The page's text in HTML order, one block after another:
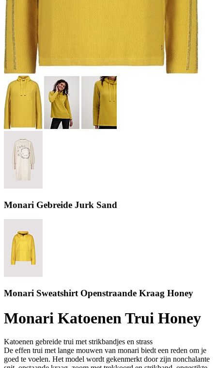
Monari Gebreide Jurk Sand
Monari Sweatshirt Openstraande Kraag Honey
Monari Katoenen Trui Honey
Katoenen gebreide trui met strikbandjes en strass
De effen trui met lange mouwen van monari biedt een reden om je
goed te voelen. Het model wordt gekenmerkt door zijn nonchalante